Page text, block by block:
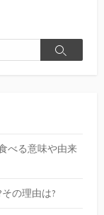
検
べる意味や由来
の理由は?